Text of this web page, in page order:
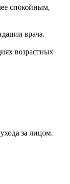
спокойным,
врача.
возрастных
за лицом.